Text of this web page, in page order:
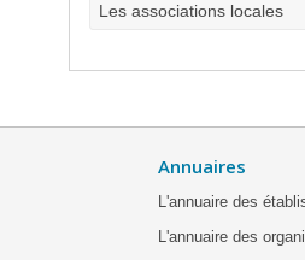
Les associations locales
Annuaires
L'annuaire des
L'annuaire des